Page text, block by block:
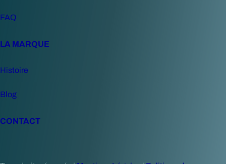
FAQ
LA MARQUE
Histoire
Blog
CONTACT